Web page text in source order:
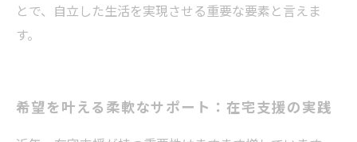
とで、自立した生活を実現させる重要な要素と言えま
す。
希望を叶える柔軟なサポート：在宅支援の実践